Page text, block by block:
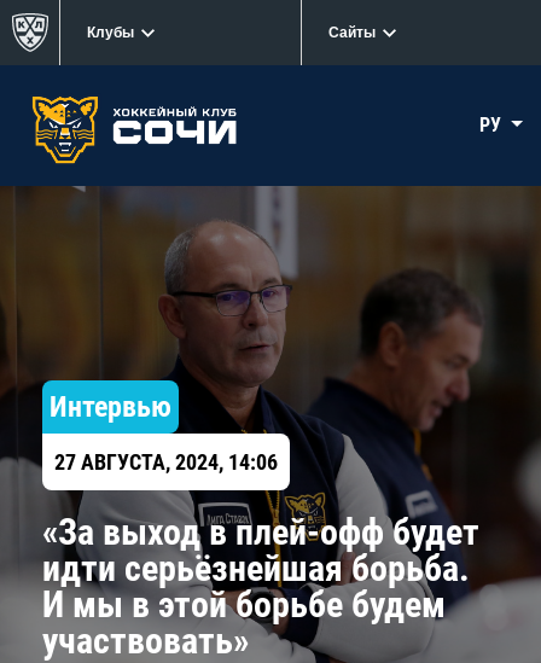
Клубы Сайты
РУ
Интервью
27 АВГУСТА, 2024, 14:06
«За выход в плей-офф будет
идти серьёзнейшая борьба.
И мы в этой борьбе будем
участвовать»